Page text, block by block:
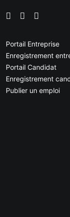
Portail Entreprise
Enregistrement
Portail Candidat
Enregistrement
Publier un emploi